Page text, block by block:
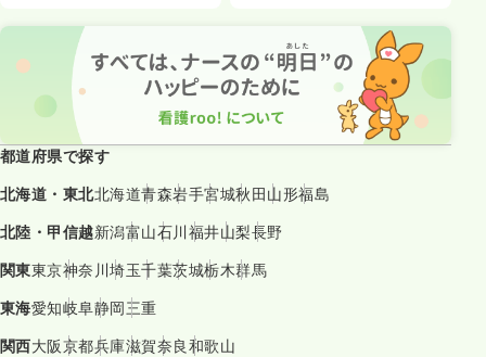
都道府県で探す
北海道・東北北海道青森岩手宮城秋田山形福島
北陸・甲信越新潟富山石川福井山梨長野
関東東京神奈川埼玉千葉茨城栃木群馬
東海愛知岐阜静岡三重
関西大阪京都兵庫滋賀奈良和歌山